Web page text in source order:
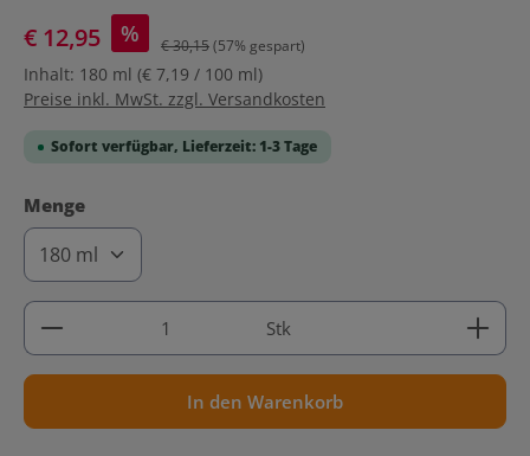
€ 12,95 % € 30,15(57% gespart)
Inhalt: 180 ml (€ 7,19 / 100 ml)
Preise inkl. MwSt. zzgl. Versandkosten
Sofort verfügbar, Lieferzeit: 1-3 Tage
Mengeauswählen
Produkt Anzahl: Gib den gewünschten Wert ein
Stk
In den Warenkorb